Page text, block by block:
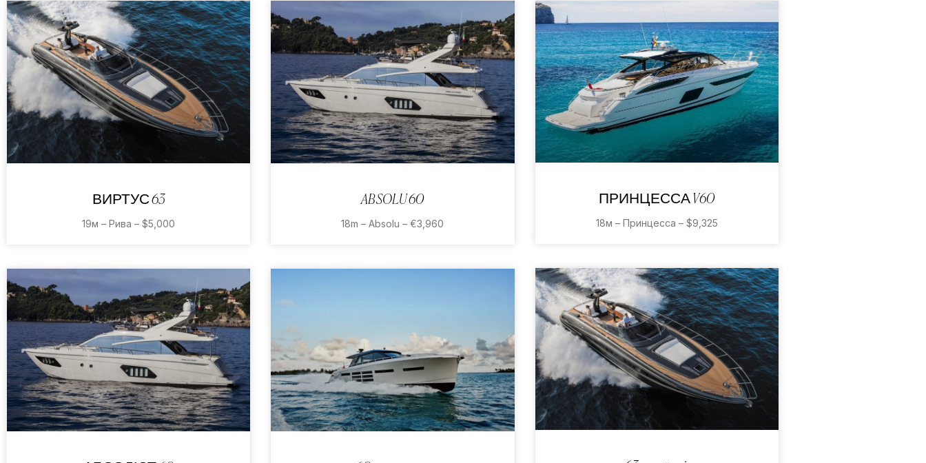
ВИРТУС 63
19м – Рива – $5,000
ABSOLU 60
18m – Absolu – €3,960
ПРИНЦЕССА V60
18м – Принцесса – $9,325